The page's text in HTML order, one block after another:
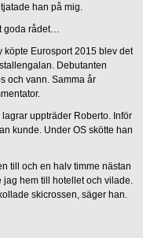
han på mig.
goda rådet…
köpte Eurosport 2015 blev det
Debutanten
och vann. Samma år
uppträder Roberto. Inför
kunde. Under OS skötte han
till och en halv timme nästan
hem till hotellet och vilade.
skicrossen, säger han.